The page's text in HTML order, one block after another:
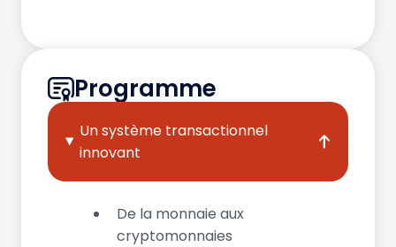
Programme
Un système transactionnel
innovant
De la monnaie aux
cryptomonnaies